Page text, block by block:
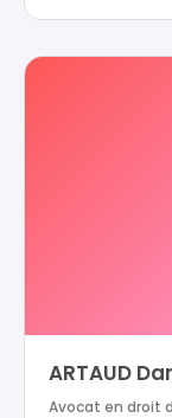
ARTAUD
Avocat en droit